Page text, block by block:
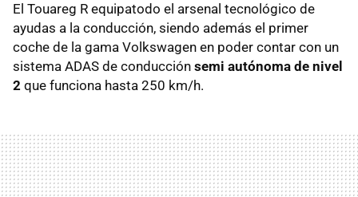
El Touareg R equipatodo el arsenal tecnológico de
ayudas a la conducción, siendo además el primer
coche de la gama Volkswagen en poder contar con un
sistema ADAS de conducción semi autónoma de nivel
2 que funciona hasta 250 km/h.